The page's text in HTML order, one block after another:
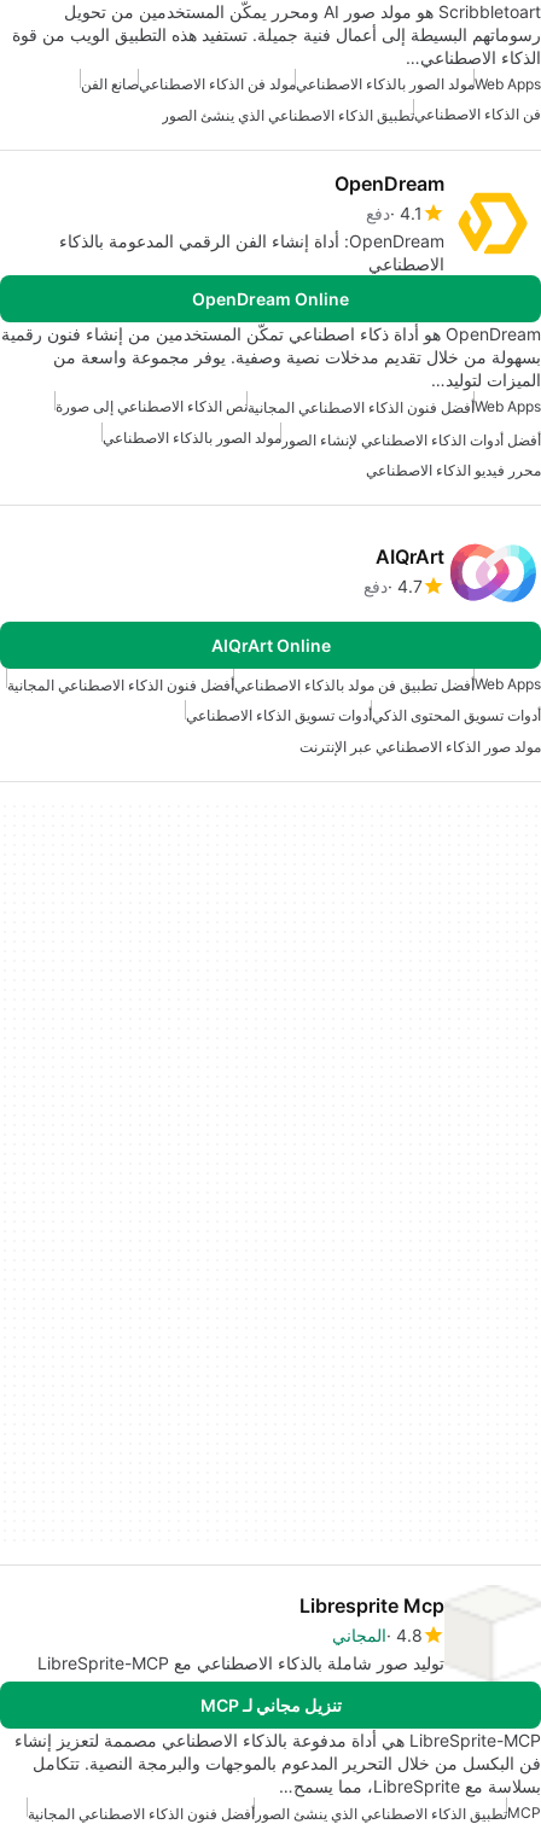
Scribbletoart هو مولد صور AI ومحرر يمكّن المستخدمين من تحويل
رسوماتهم البسيطة إلى أعمال فنية جميلة. تستفيد هذه التطبيق الويب من قوة
الذكاء الاصطناعي…
Web Appsمولد الصور بالذكاء الاصطناعيمولد فن الذكاء الاصطناعيصانع الفن
فن الذكاء الاصطناعيتطبيق الذكاء الاصطناعي الذي ينشئ الصور
OpenDream
4.1 دفع
OpenDream: أداة إنشاء الفن الرقمي المدعومة بالذكاء
الاصطناعي
OpenDream Online
OpenDream هو أداة ذكاء اصطناعي تمكّن المستخدمين من إنشاء فنون رقمية
بسهولة من خلال تقديم مدخلات نصية وصفية. يوفر مجموعة واسعة من
الميزات لتوليد…
Web Appsأفضل فنون الذكاء الاصطناعي المجانيةنص الذكاء الاصطناعي إلى صورة
أفضل أدوات الذكاء الاصطناعي لإنشاء الصور مولد الصور بالذكاء الاصطناعي
محرر فيديو الذكاء الاصطناعي
AIQrArt
4.7 دفع
AIQrArt Online
Web Appsأفضل تطبيق فن مولد بالذكاء الاصطناعيأفضل فنون الذكاء الاصطناعي المجانية
أدوات تسويق المحتوى الذكيأدوات تسويق الذكاء الاصطناعي
مولد صور الذكاء الاصطناعي عبر الإنترنت
Libresprite Mcp
4.8 المجاني
توليد صور شاملة بالذكاء الاصطناعي مع LibreSprite-MCP
تنزيل مجاني لـ MCP
LibreSprite-MCP هي أداة مدفوعة بالذكاء الاصطناعي مصممة لتعزيز إنشاء
فن البكسل من خلال التحرير المدعوم بالموجهات والبرمجة النصية. تتكامل
بسلاسة مع LibreSprite، مما يسمح…
MCPتطبيق الذكاء الاصطناعي الذي ينشئ الصور أفضل فنون الذكاء الاصطناعي المجانية